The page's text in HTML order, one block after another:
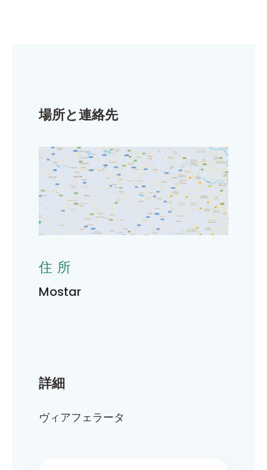
詳細
ヴィアフェラータ
場所と連絡先
住所
Mostar